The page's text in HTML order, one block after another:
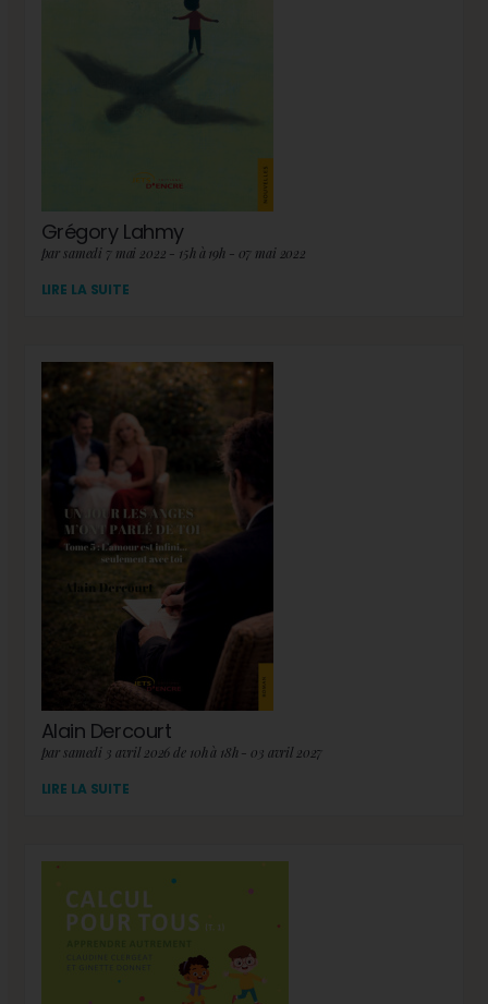
Grégory Lahmy
par samedi 7 mai 2022 - 15h à 19h - 07 mai 2022
LIRE LA SUITE
Alain Dercourt
par samedi 3 avril 2026 de 10h à 18h - 03 avril 2027
LIRE LA SUITE